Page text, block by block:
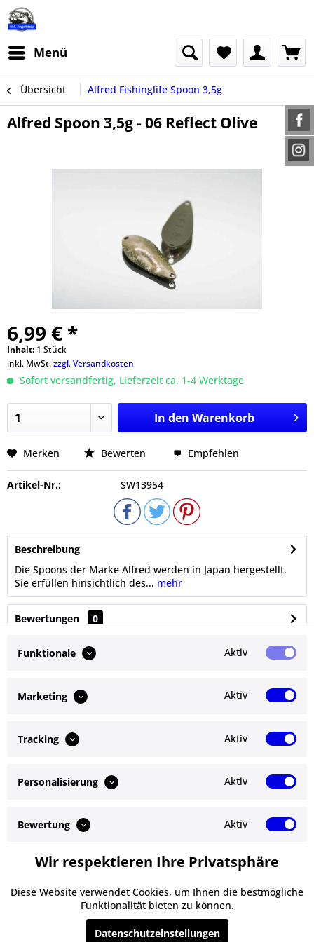
Menü
Übersicht Alfred Fishinglife Spoon 3,5g
Alfred Spoon 3,5g - 06 Reflect Olive
6,99 € *
Inhalt: 1 Stück
inkl. MwSt.zzgl. Versandkosten
Sofort versandfertig, Lieferzeit ca. 1-4 Werktage
In den Warenkorb
Merken Bewerten Empfehlen
Artikel-Nr.: SW13954
Beschreibung
Die Spoons der Marke Alfred werden in Japan hergestellt.
Sie erfüllen hinsichtlich des... mehr
Bewertungen
0
Kunden haben sich ebenfalls angesehen
Service Hotline
Shop Service
Informationen
* Alle Preise inkl. gesetzl. Mehrwertsteuer zzgl.Versandkosten
Nachnahmegebühren, wenn nicht anders beschrieben
Funktionale Aktiv
Marketing Aktiv
Tracking Aktiv
Personalisierung Aktiv
Bewertung Aktiv
Service Aktiv
Wir respektieren Ihre Privatsphäre
Diese Website verwendet Cookies, um Ihnen die bestmögliche
Funktionalität bieten zu können.
Datenschutzeinstellungen